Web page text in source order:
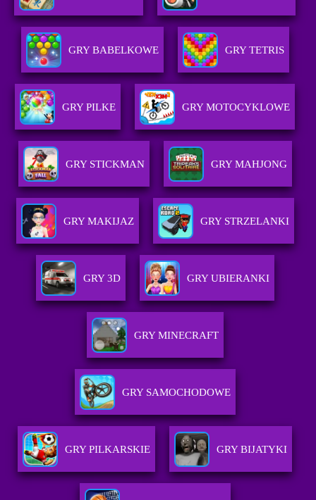
GRY BABELKOWE GRY TETRIS
GRY PILKE GRY MOTOCYKLOWE
GRY STICKMAN GRY MAHJONG
GRY MAKIJAZ GRY STRZELANKI
GRY 3D GRY UBIERANKI
GRY MINECRAFT
GRY SAMOCHODOWE
GRY PILKARSKIE GRY BIJATYKI